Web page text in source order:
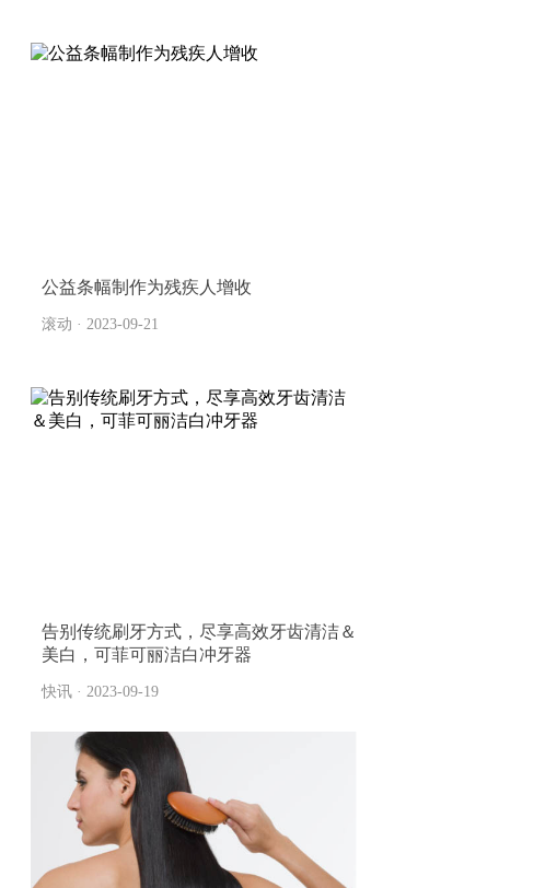
公益条幅制作为残疾人增收
滚动 · 2023-09-21
告别传统刷牙方式，尽享高效牙齿清洁＆
美白，可菲可丽洁白冲牙器
快讯 · 2023-09-19